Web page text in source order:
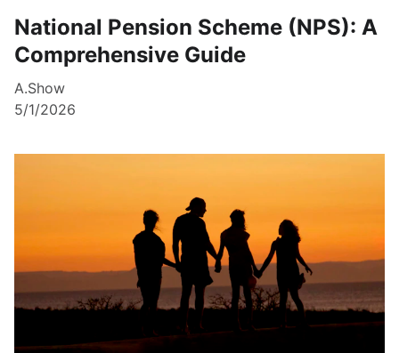
National Pension Scheme (NPS): A
Comprehensive Guide
A.Show
5/1/2026